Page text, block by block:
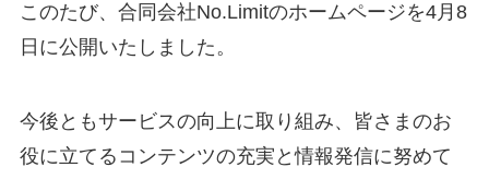
このたび、合同会社No.Limitのホームページを4月8
日に公開いたしました。
今後ともサービスの向上に取り組み、皆さまのお
役に立てるコンテンツの充実と情報発信に努めて